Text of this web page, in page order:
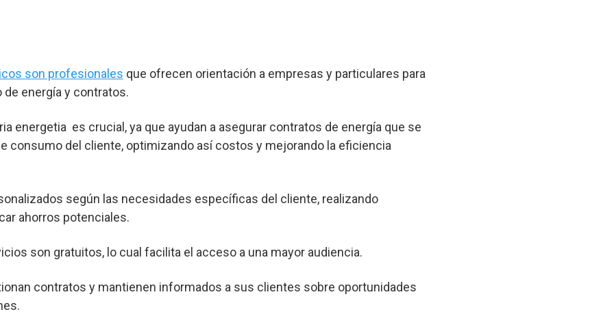
son profesionales que ofrecen orientación a empresas y particulares para
energía y contratos.
energetia es crucial, ya que ayudan a asegurar contratos de energía que se
consumo del cliente, optimizando así costos y mejorando la eficiencia
según las necesidades específicas del cliente, realizando
ahorros potenciales.
son gratuitos, lo cual facilita el acceso a una mayor audiencia.
contratos y mantienen informados a sus clientes sobre oportunidades